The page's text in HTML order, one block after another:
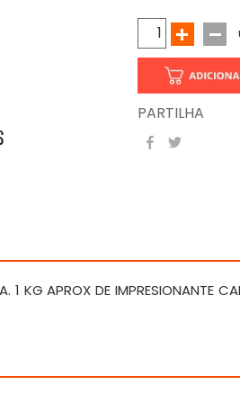
PARTILHA
KG APROX DE IMPRESIONANTE